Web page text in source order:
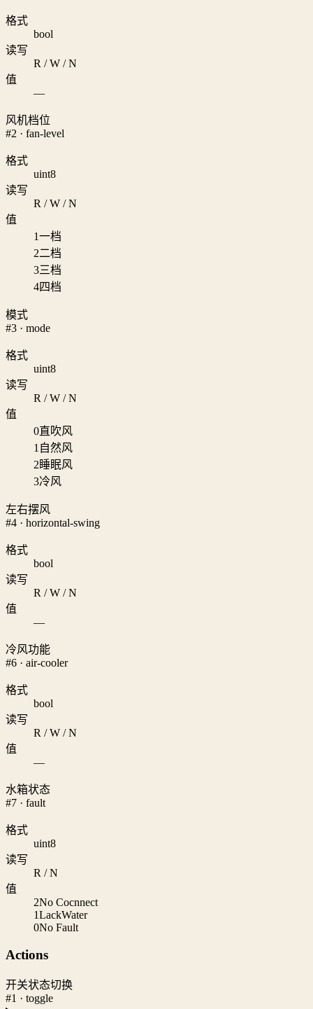
格式
bool
读写
R / W / N
值
—
风机档位
#2 · fan-level
格式
uint8
读写
R / W / N
值
1一档
2二档
3三档
4四档
模式
#3 · mode
格式
uint8
读写
R / W / N
值
0直吹风
1 自然风
2睡眠风
3冷风
左右摆风
#4 · horizontal-swing
格式
bool
读写
R / W / N
值
—
冷风功能
#6 · air-cooler
格式
bool
读写
R / W / N
值
—
水箱状态
#7 · fault
格式
uint8
读写
R / N
值
2No Cocnnect
1LackWater
0No Fault
Actions
开关状态切换
#1 · toggle